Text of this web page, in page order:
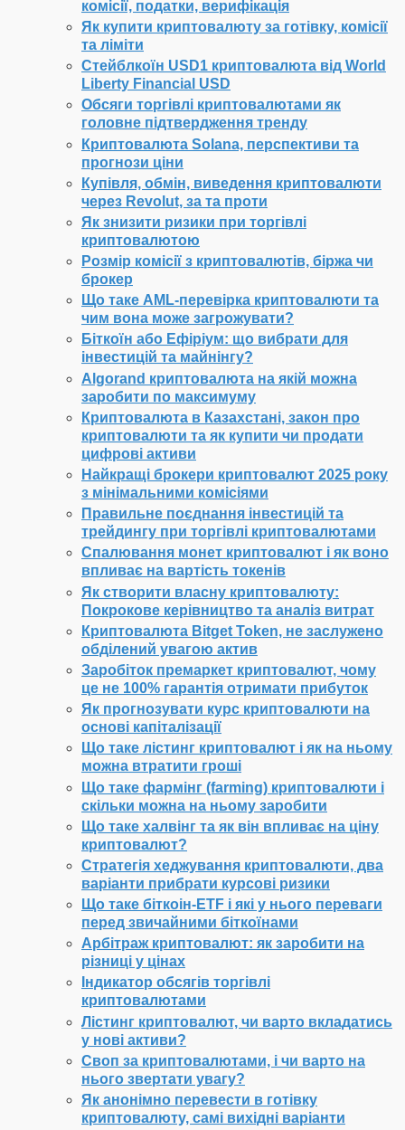
комісії, податки, верифікація
Як купити криптовалюту за готівку, комісії
та ліміти
Стейблкоїн USD1 криптовалюта від World
Liberty Financial USD
Обсяги торгівлі криптовалютами як
головне підтвердження тренду
Криптовалюта Solana, перспективи та
прогнози ціни
Купівля, обмін, виведення криптовалюти
через Revolut, за та проти
Як знизити ризики при торгівлі
криптовалютою
Розмір комісії з криптовалютів, біржа чи
брокер
Що таке AML-перевірка криптовалюти та
чим вона може загрожувати?
Біткоїн або Ефіріум: що вибрати для
інвестицій та майнінгу?
Algorand криптовалюта на якій можна
заробити по максимуму
Криптовалюта в Казахстані, закон про
криптовалюти та як купити чи продати
цифрові активи
Найкращі брокери криптовалют 2025 року
з мінімальними комісіями
Правильне поєднання інвестицій та
трейдингу при торгівлі криптовалютами
Спалювання монет криптовалют і як воно
впливає на вартість токенів
Як створити власну криптовалюту:
Покрокове керівництво та аналіз витрат
Криптовалюта Bitget Token, не заслужено
обділений увагою актив
Заробіток премаркет криптовалют, чому
це не 100% гарантія отримати прибуток
Як прогнозувати курс криптовалюти на
основі капіталізації
Що таке лістинг криптовалют і як на ньому
можна втратити гроші
Що таке фармінг (farming) криптовалюти і
скільки можна на ньому заробити
Що таке халвінг та як він впливає на ціну
криптовалют?
Стратегія хеджування криптовалюти, два
варіанти прибрати курсові ризики
Що таке біткоін-ETF і які у нього переваги
перед звичайними біткоїнами
Арбітраж криптовалют: як заробити на
різниці у цінах
Індикатор обсягів торгівлі
криптовалютами
Лістинг криптовалют, чи варто вкладатись
у нові активи?
Своп за криптовалютами, і чи варто на
нього звертати увагу?
Як анонімно перевести в готівку
криптовалюту, самі вихідні варіанти